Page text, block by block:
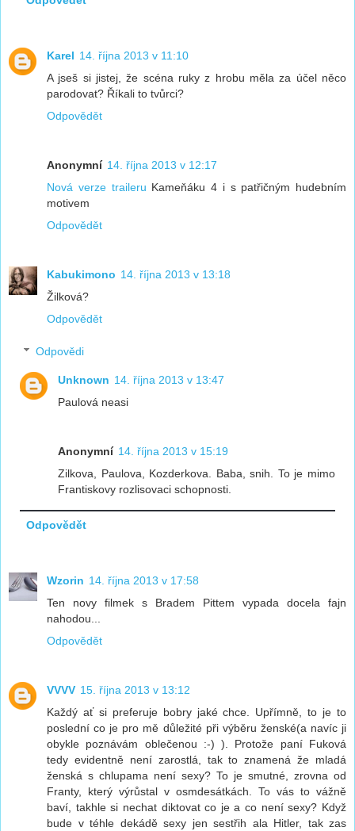
Karel 14. října 2013 v 11:10
A jseš si jistej, že scéna ruky z hrobu měla za účel něco
parodovat? Říkali to tvůrci?
Odpovědět
Anonymní 14. října 2013 v 12:17
Nová verze traileru Kameňáku 4 i s patřičným hudebním
motivem
Odpovědět
Kabukimono 14. října 2013 v 13:18
Žilková?
Odpovědět
Odpovědi
Unknown 14. října 2013 v 13:47
Paulová neasi
Anonymní 14. října 2013 v 15:19
Zilkova, Paulova, Kozderkova. Baba, snih. To je mimo
Frantiskovy rozlisovaci schopnosti.
Odpovědět
Wzorin 14. října 2013 v 17:58
Ten novy filmek s Bradem Pittem vypada docela fajn
nahodou...
Odpovědět
VVVV 15. října 2013 v 13:12
Každý ať si preferuje bobry jaké chce. Upřímně, to je to
poslední co je pro mě důležité při výběru ženské(a navíc ji
obykle poznávám oblečenou :-) ). Protože paní Fuková
tedy evidentně není zarostlá, tak to znamená že mladá
ženská s chlupama není sexy? To je smutné, zrovna od
Franty, který výrůstal v osmdesátkách. To vás to vážně
baví, takhle si nechat diktovat co je a co není sexy? Když
bude v téhle dekádě sexy jen sestřih ala Hitler, tak zas